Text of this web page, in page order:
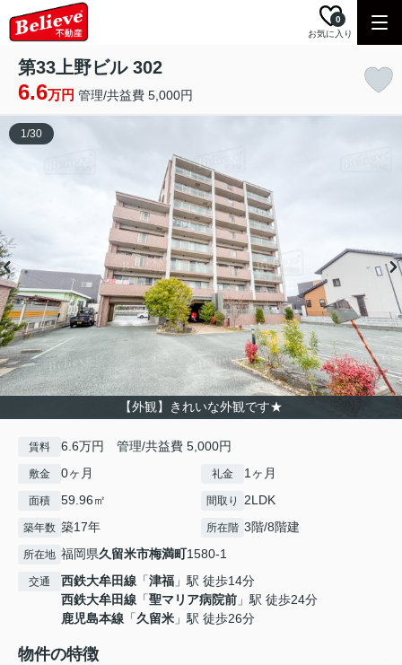
お気に入り
0
第33上野ビル 302
6.6万円 管理/共益費 5,000円
【外観】きれいな外観です★
1/30
賃料 6.6万円 管理/共益費 5,000円
敷金 0ヶ月 礼金 1ヶ月
面積 59.96㎡ 間取り 2LDK
築年数 築17年 所在階 3階/8階建
所在地 福岡県久留米市梅満町1580-1
交通 西鉄大牟田線 「津福 」駅 徒歩14分
西鉄大牟田線 「聖マリア病院前 」駅 徒歩24分
鹿児島本線 「久留米 」駅 徒歩26分
物件の特徴